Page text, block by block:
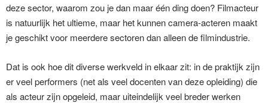
deze sector, waarom zou je dan maar één ding doen? Filmacteur
is natuurlijk het ultieme, maar het kunnen camera-acteren maakt
je geschikt voor meerdere sectoren dan alleen de filmindustrie.
Dat is ook hoe dit diverse werkveld in elkaar zit: in de praktijk zijn
er veel performers (net als veel docenten van deze opleiding) die
als acteur zijn opgeleid, maar uiteindelijk veel breder werken